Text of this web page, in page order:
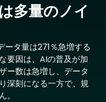
多量のノイ
タ量は271％急増する
要因は、AIの普及が加
ー数は急増し、データ
深刻になる一方で、規